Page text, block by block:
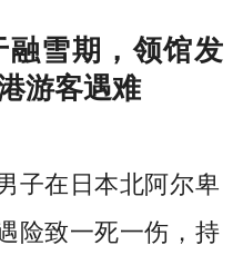
融雪期，领馆发
游客遇难
子在日本北阿尔卑
险致一死一伤，持